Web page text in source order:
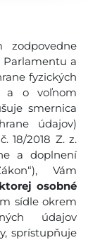
Parlamentu a
fyzických
a o voľnom
smernica
údajov)
18/2018 Z. z.
a doplnení
Vám
osobné
sídle okrem
údajov
sprístupňuje